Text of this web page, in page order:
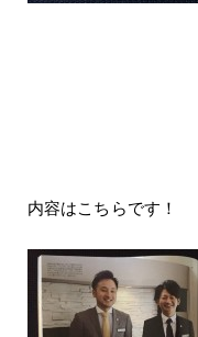
内容はこちらです！